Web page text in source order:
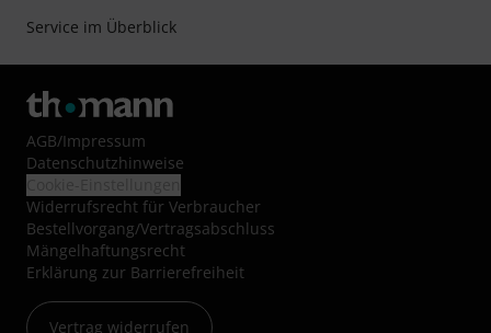
Service im Überblick
AGB/Impressum
Datenschutzhinweise
Widerrufsrecht für Verbraucher
Bestellvorgang/Vertragsabschluss
Mängelhaftungsrecht
Erklärung zur Barrierefreiheit
Vertrag widerrufen